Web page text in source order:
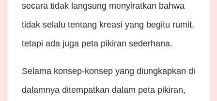
secara tidak langsung menyiratkan bahwa
tidak selalu tentang kreasi yang begitu rumit,
tetapi ada juga peta pikiran sederhana.
Selama konsep-konsep yang diungkapkan di
dalamnya ditempatkan dalam peta pikiran,